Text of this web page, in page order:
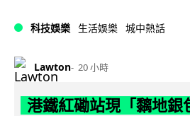
科技娛樂 生活娛樂 城中熱話
Lawton 20 小時
港鐵紅磡站現「黐地銀